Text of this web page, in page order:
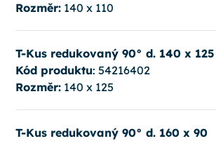
Rozměr:140 x 110
T-Kus redukovaný 90° d. 140 x 125
Kód produktu: 54216402
Rozměr:140 x 125
T-Kus redukovaný 90° d. 160 x 90